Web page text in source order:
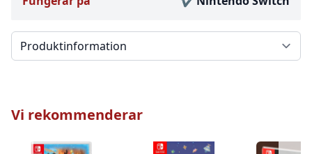
Välj en flik
Vi rekommenderar